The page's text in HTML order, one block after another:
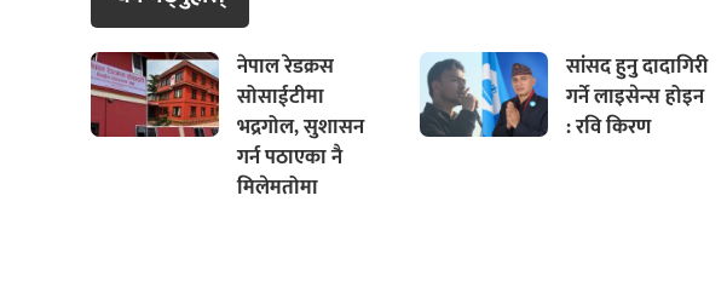
नेपाल रेडक्रस
सोसाईटीमा
भद्रगोल, सुशासन
गर्न पठाएका नै
मिलेमतोमा
सांसद हुनु दादागिरी
गर्ने लाइसेन्स होइन
: रवि किरण